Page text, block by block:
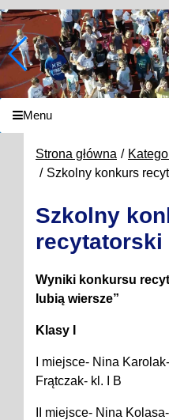
Menu
Strona główna
Szkolny konkurs
Szkolny
recytatorski
Wyniki konkursu
lubią wiersze”
Klasy I
I miejsce- Nina
Frątczak- kl. I B
II miejsce- Nina